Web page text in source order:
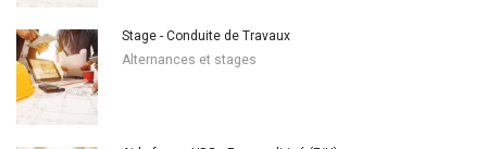
Stage - Conduite de Travaux
Alternances et stages